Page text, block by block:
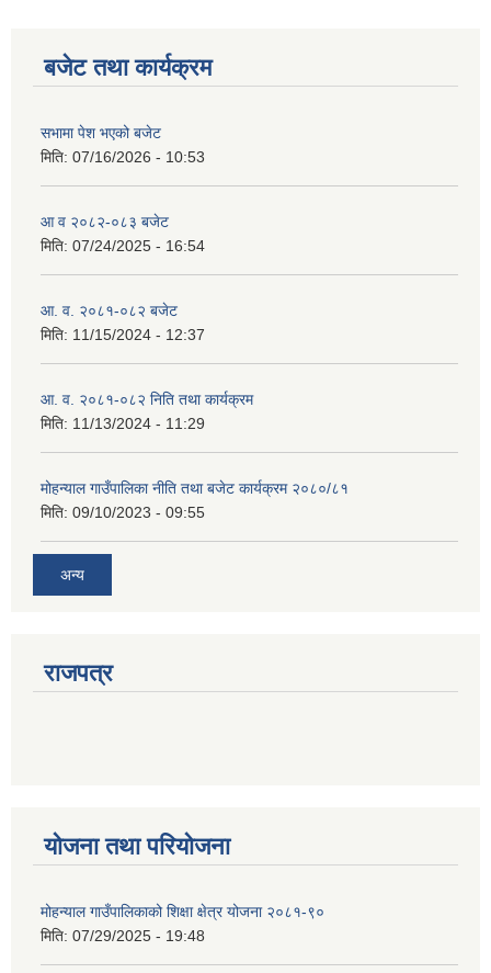
बजेट तथा कार्यक्रम
सभामा पेश भएको बजेट
मिति: 07/16/2026 - 10:53
आ व २०८२-०८३ बजेट
मिति: 07/24/2025 - 16:54
आ. व. २०८१-०८२ बजेट
मिति: 11/15/2024 - 12:37
आ. व. २०८१-०८२ निति तथा कार्यक्रम
मिति: 11/13/2024 - 11:29
मोहन्याल गाउँपालिका नीति तथा बजेट कार्यक्रम २०८०/८१
मिति: 09/10/2023 - 09:55
अन्य
राजपत्र
योजना तथा परियोजना
मोहन्याल गाउँपालिकाको शिक्षा क्षेत्र योजना २०८१-९०
मिति: 07/29/2025 - 19:48